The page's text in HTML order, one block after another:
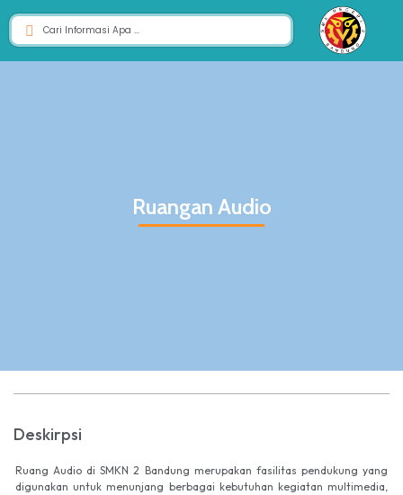
Ruangan Audio
Deskirpsi
Ruang Audio di SMKN 2 Bandung merupakan fasilitas pendukung yang
digunakan untuk menunjang berbagai kebutuhan kegiatan multimedia,